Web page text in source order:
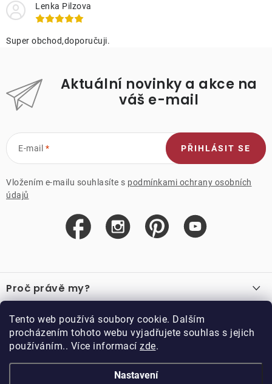
Tento web používá soubory cookie. Dalším
procházením tohoto webu vyjadřujete souhlas s jejich
používáním.. Více informací zde.
Nastavení
Lenka Pilzova
Super obchod,doporučuji.
Aktuální novinky a akce na
váš e-mail
E-mail
Vložením e-mailu souhlasíte s podmínkami ochrany osobních
údajů
PŘIHLÁSIT SE
á
p
a
Proč právě my?
Recenze
Důležité odkazy
Velkoobchod
Vzorková prodejna
O nákupu